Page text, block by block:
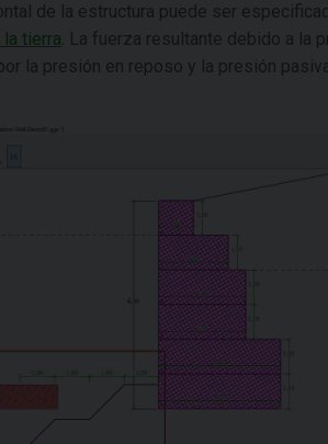
de la estructura puede ser
tierra . La fuerza resultante debido a la
la presión en reposo y la presión